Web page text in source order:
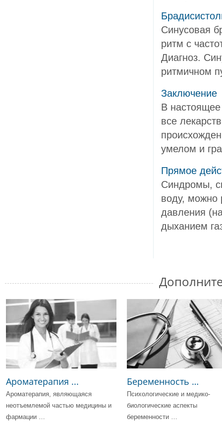
Синусовая
ритм с
Диагноз.
ритмичном
Заключение
В
все
умелом и
Прямое
Синдромы,
воду, можно
давления
дыханием
Ароматерапия ...
Ароматерапия, являющаяся
неотъемлемой частью медицины и
фармации …
Беременность …
Психологические и медико-
биологические аспекты
беременности …